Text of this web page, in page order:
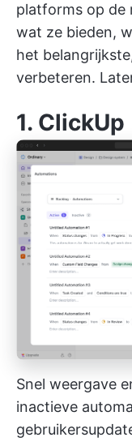
platforms op de
wat ze bieden,
het
verbeteren.
1. ClickUp
Snel weergave
inactieve